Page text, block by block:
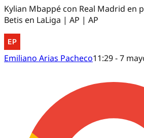
Kylian Mbappé con Real Madrid en
Betis en LaLiga | AP | AP
Emiliano Arias Pacheco11:29 - 7